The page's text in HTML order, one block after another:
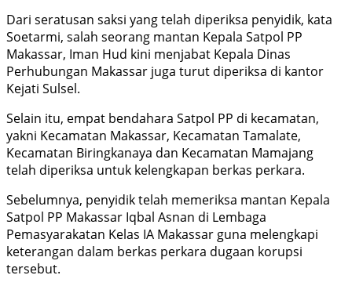
Dari seratusan saksi yang telah diperiksa penyidik, kata
Soetarmi, salah seorang mantan Kepala Satpol PP
Makassar, Iman Hud kini menjabat Kepala Dinas
Perhubungan Makassar juga turut diperiksa di kantor
Kejati Sulsel.
Selain itu, empat bendahara Satpol PP di kecamatan,
yakni Kecamatan Makassar, Kecamatan Tamalate,
Kecamatan Biringkanaya dan Kecamatan Mamajang
telah diperiksa untuk kelengkapan berkas perkara.
Sebelumnya, penyidik telah memeriksa mantan Kepala
Satpol PP Makassar Iqbal Asnan di Lembaga
Pemasyarakatan Kelas IA Makassar guna melengkapi
keterangan dalam berkas perkara dugaan korupsi
tersebut.